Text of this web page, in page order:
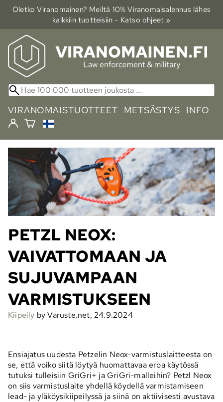
Oletko Viranomainen? Meiltä 10% Viranomais­alennus lähes
kaikkiin tuotteisiin - Katso ohjeet »
VIRANOMAISTUOTTEET METSÄSTYS INFO
PETZL NEOX:
VAIVATTOMAAN JA
SUJUVAMPAAN
VARMISTUKSEEN
Kiipeily by Varuste.net, 24.9.2024
Ensiajatus uudesta Petzelin Neox-varmistuslaitteesta on
se, että voiko siitä löytyä huomattavaa eroa käytössä
tutuksi tulleisiin GriGri+ ja GriGri-malleihin? Petzl Neox
on siis varmistuslaite yhdellä köydellä varmistamiseen
lead- ja yläköysikiipeilyssä ja siinä on aktiivisesti avustava